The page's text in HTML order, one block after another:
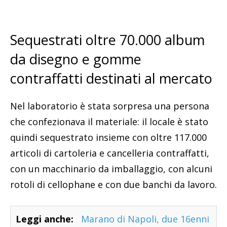
Sequestrati oltre 70.000 album
da disegno e gomme
contraffatti destinati al mercato
Nel laboratorio è stata sorpresa una persona
che confezionava il materiale: il locale è stato
quindi sequestrato insieme con oltre 117.000
articoli di cartoleria e cancelleria contraffatti,
con un macchinario da imballaggio, con alcuni
rotoli di cellophane e con due banchi da lavoro.
Leggi anche: Marano di Napoli, due 16enni